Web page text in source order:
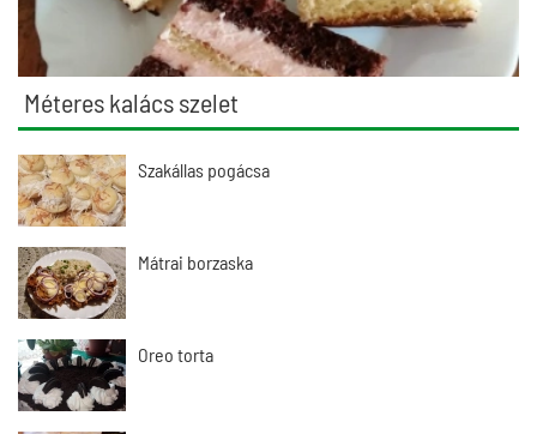
Méteres kalács szelet
Szakállas pogácsa
Mátrai borzaska
Oreo torta